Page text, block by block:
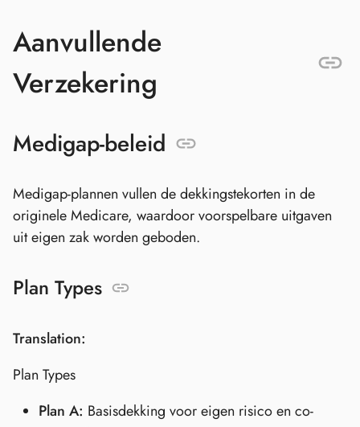
Aanvullende
Verzekering
Medigap-beleid
Medigap-plannen vullen de dekkingstekorten in de
originele Medicare, waardoor voorspelbare uitgaven
uit eigen zak worden geboden.
Plan Types
Translation:
Plan Types
Plan A: Basisdekking voor eigen risico en co-